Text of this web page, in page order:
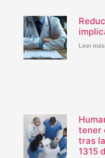
Leer
tener
tras
1315